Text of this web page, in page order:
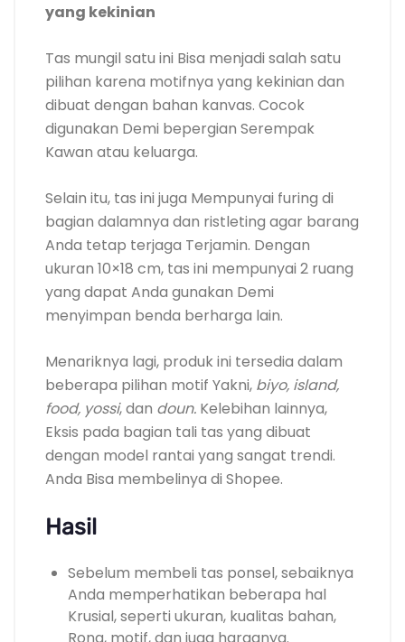
yang kekinian
Tas mungil satu ini Bisa menjadi salah satu
pilihan karena motifnya yang kekinian dan
dibuat dengan bahan kanvas. Cocok
digunakan Demi bepergian Serempak
Kawan atau keluarga.
Selain itu, tas ini juga Mempunyai furing di
bagian dalamnya dan ristleting agar barang
Anda tetap terjaga Terjamin. Dengan
ukuran 10×18 cm, tas ini mempunyai 2 ruang
yang dapat Anda gunakan Demi
menyimpan benda berharga lain.
Menariknya lagi, produk ini tersedia dalam
beberapa pilihan motif Yakni, biyo, island,
food, yossi, dan doun. Kelebihan lainnya,
Eksis pada bagian tali tas yang dibuat
dengan model rantai yang sangat trendi.
Anda Bisa membelinya di Shopee.
Hasil
Sebelum membeli tas ponsel, sebaiknya
Anda memperhatikan beberapa hal
Krusial, seperti ukuran, kualitas bahan,